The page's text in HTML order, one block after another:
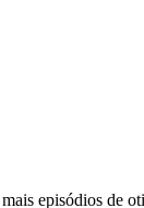
episódios de